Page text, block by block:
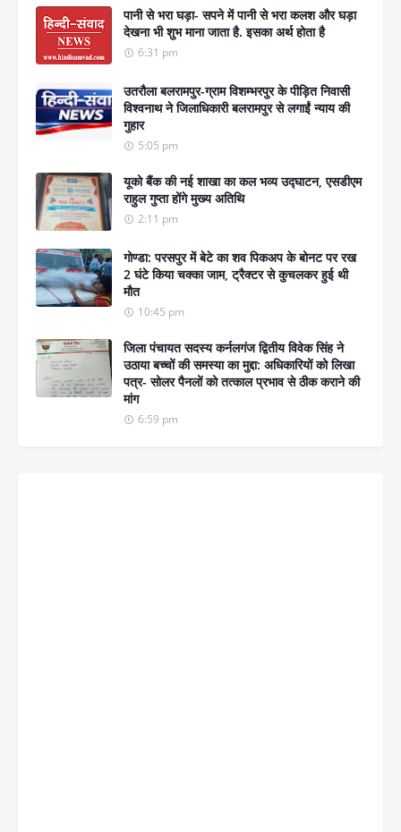
पानी से भरा घड़ा- सपने में पानी से भरा कलश और घड़ा
देखना भी शुभ माना जाता है. इसका अर्थ होता है
6:31 pm
उतरौला बलरामपुर-ग्राम विशम्भरपुर के पीड़ित निवासी
विश्वनाथ ने जिलाधिकारी बलरामपुर से लगाईं न्याय की
गुहार
5:05 pm
यूको बैंक की नई शाखा का कल भव्य उद्घाटन, एसडीएम
राहुल गुप्ता होंगे मुख्य अतिथि
2:11 pm
गोण्डा: परसपुर में बेटे का शव पिकअप के बोनट पर रख
2 घंटे किया चक्का जाम, ट्रैक्टर से कुचलकर हुई थी
मौत
10:45 pm
जिला पंचायत सदस्य कर्नलगंज द्वितीय विवेक सिंह ने
उठाया बच्चों की समस्या का मुद्दा: अधिकारियों को लिखा
पत्र- सोलर पैनलों को तत्काल प्रभाव से ठीक कराने की
मांग
6:59 pm